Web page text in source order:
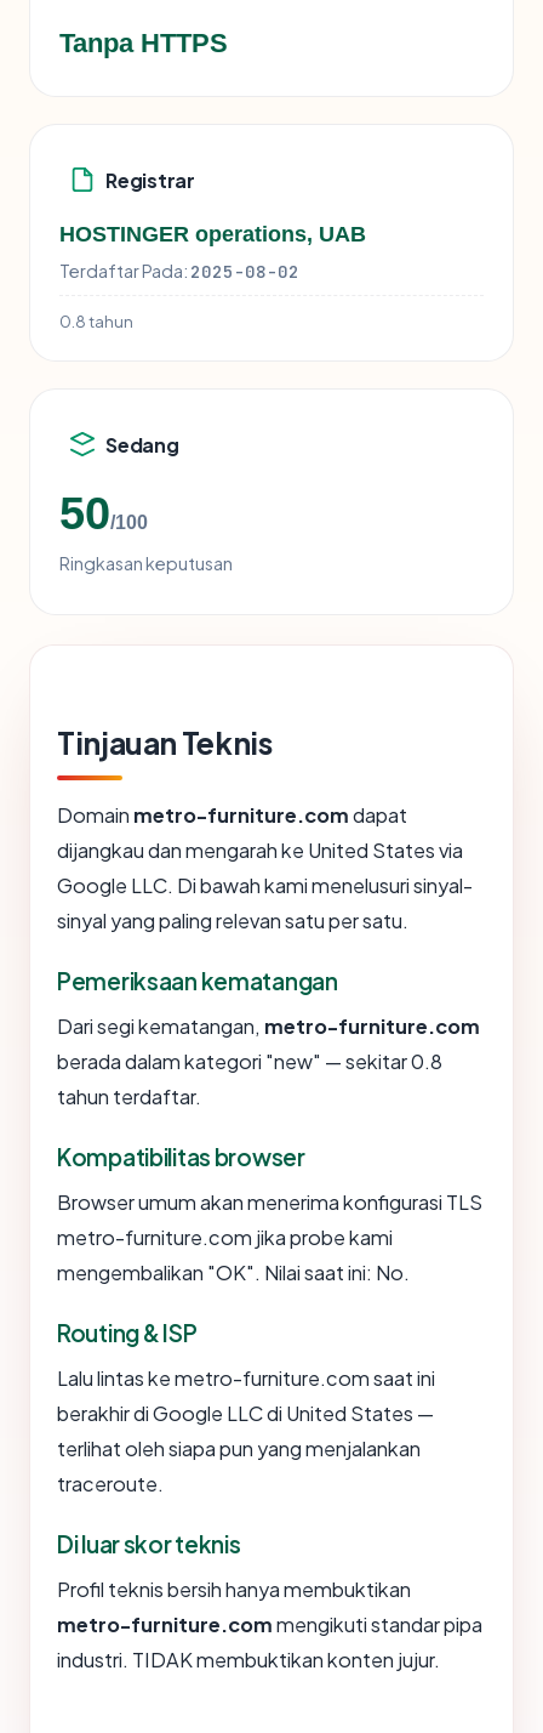
Tanpa HTTPS
Registrar
HOSTINGER operations, UAB
Terdaftar Pada: 2025-08-02
0.8 tahun
Sedang
50/100
Ringkasan keputusan
Tinjauan Teknis
Domain metro-furniture.comdapat
dijangkau dan mengarah ke United States via
Google LLC. Di bawah kami menelusuri sinyal-
sinyal yang paling relevan satu per satu.
Pemeriksaan kematangan
Dari segi kematangan, metro-furniture.com
berada dalam kategori "new" — sekitar 0.8
tahun terdaftar.
Kompatibilitas browser
Browser umum akan menerima konfigurasi TLS
metro-furniture.com jika probe kami
mengembalikan "OK". Nilai saat ini: No.
Routing & ISP
Lalu lintas ke metro-furniture.com saat ini
berakhir di Google LLC di United States —
terlihat oleh siapa pun yang menjalankan
traceroute.
Di luar skor teknis
Profil teknis bersih hanya membuktikan
metro-furniture.commengikuti standar pipa
industri. TIDAK membuktikan konten jujur.